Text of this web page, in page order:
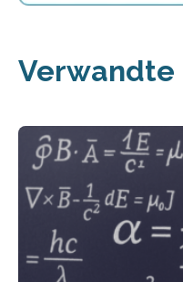
Verwandte